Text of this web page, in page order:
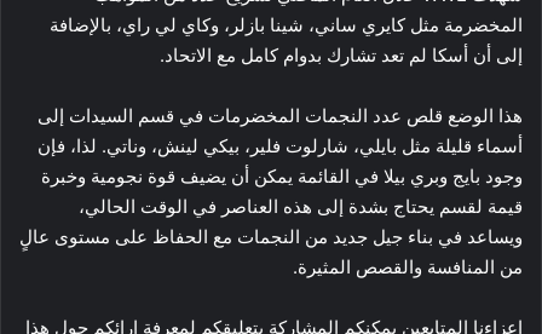
المخضرمة مثل كايري ساني، شينا بازلر، وكاي لي راي، بالإضافة
إلى أن أسكا لم تعد تشارك بدوام كامل مع الاتحاد.
هذا الوضع قلص عدد النجمات المخضرمات في قسم السيدات إلى
أسماء قليلة مثل بايلي، شارلوت فلير، بيكي لينش، وناتي. لذا، فإن
وجود بايج وبري بيلا في القائمة يمكن أن يضيف قوة نجومية وخبرة
قيمة لقسم يحتاج بشدة إلى هذه العناصر في الوقت الحالي،
ويساعد في بناء جيل جديد من النجمات مع الحفاظ على مستوى عالٍ
من المنافسة والقصص المثيرة.
اعزاءنا المتابعين يمكنكم المشاركة بتعليقكم لمعرفة ارائكم حول هذا